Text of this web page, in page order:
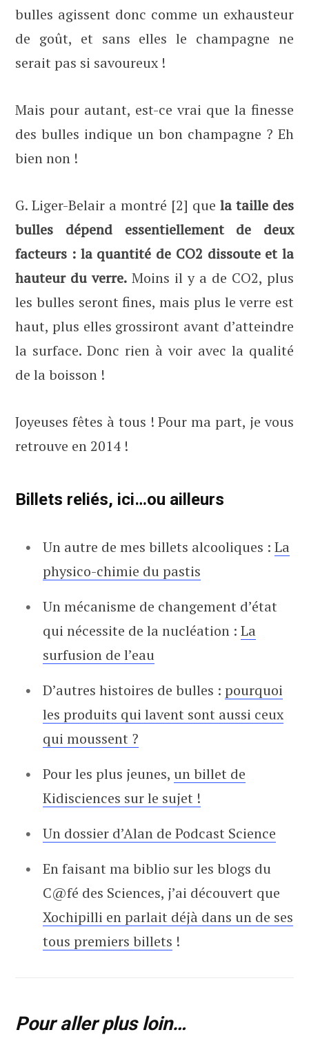
bulles agissent donc comme un exhausteur
de goût, et sans elles le champagne ne
serait pas si savoureux !
Mais pour autant, est-ce vrai que la finesse
des bulles indique un bon champagne ? Eh
bien non !
G. Liger-Belair a montré [2] que la taille des
bulles dépend essentiellement de deux
facteurs : la quantité de CO2 dissoute et la
hauteur du verre. Moins il y a de CO2, plus
les bulles seront fines, mais plus le verre est
haut, plus elles grossiront avant d’atteindre
la surface. Donc rien à voir avec la qualité
de la boisson !
Joyeuses fêtes à tous ! Pour ma part, je vous
retrouve en 2014 !
Billets reliés, ici…ou ailleurs
Un autre de mes billets alcooliques : La
physico-chimie du pastis
Un mécanisme de changement d’état
qui nécessite de la nucléation : La
surfusion de l’eau
D’autres histoires de bulles : pourquoi
les produits qui lavent sont aussi ceux
qui moussent ?
Pour les plus jeunes, un billet de
Kidisciences sur le sujet !
Un dossier d’Alan de Podcast Science
En faisant ma biblio sur les blogs du
C@fé des Sciences, j’ai découvert que
Xochipilli en parlait déjà dans un de ses
tous premiers billets !
Pour aller plus loin…